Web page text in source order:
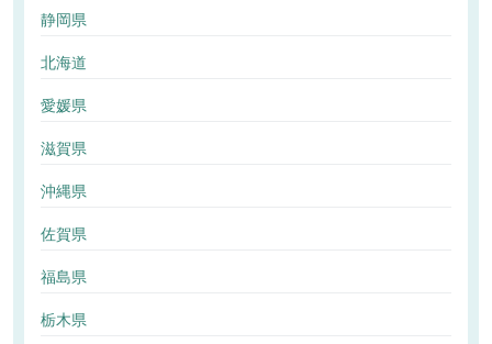
静岡県
北海道
愛媛県
滋賀県
沖縄県
佐賀県
福島県
栃木県